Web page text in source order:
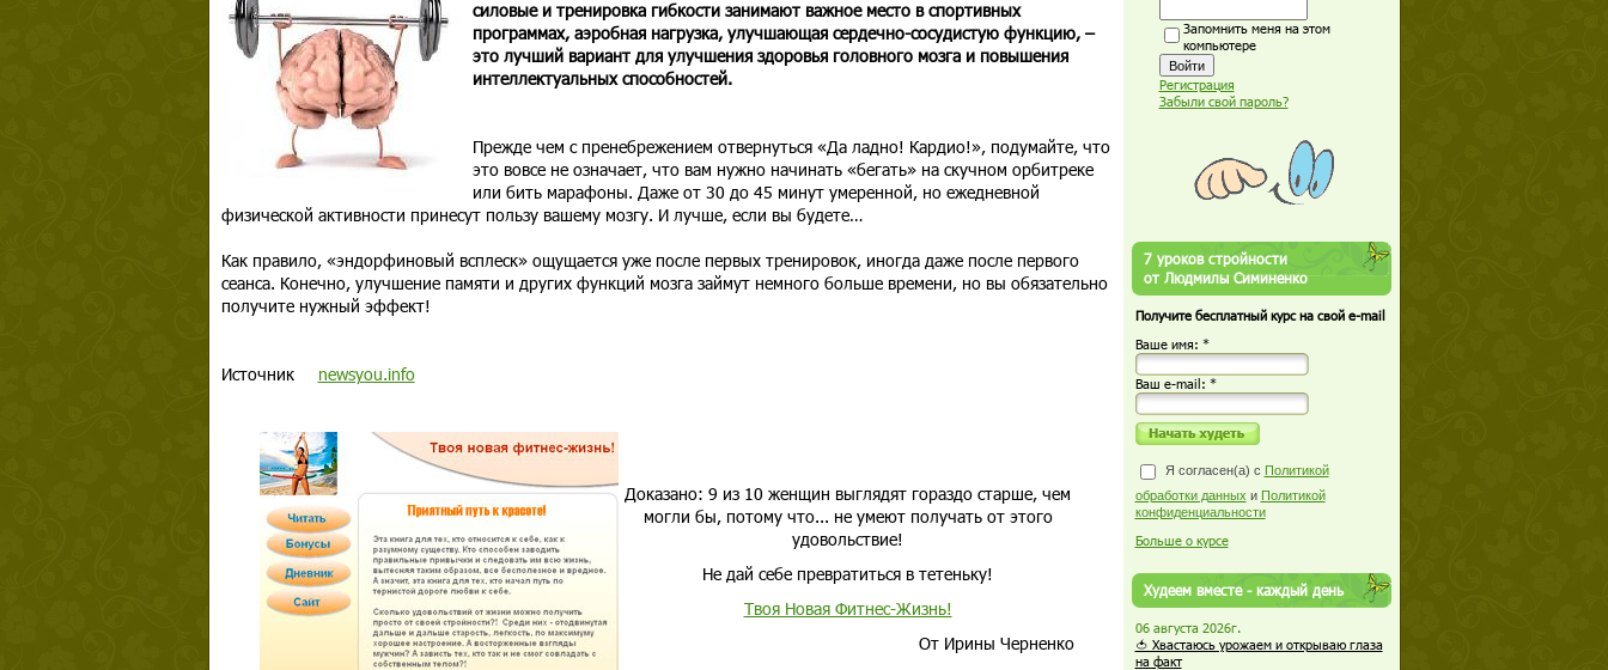
силовые и тренировка гибкости занимают важное место в спортивных
программах, аэробная нагрузка, улучшающая сердечно-сосудистую функцию, –
это лучший вариант для улучшения здоровья головного мозга и повышения
интеллектуальных способностей.
Прежде чем с пренебрежением отвернуться «Да ладно! Кардио!», подумайте, что
это вовсе не означает, что вам нужно начинать «бегать» на скучном орбитреке
или бить марафоны. Даже от 30 до 45 минут умеренной, но ежедневной
физической активности принесут пользу вашему мозгу. И лучше, если вы будете…
Как правило, «эндорфиновый всплеск» ощущается уже после первых тренировок, иногда даже после первого
сеанса. Конечно, улучшение памяти и других функций мозга займут немного больше времени, но вы обязательно
получите нужный эффект!
Источник newsyou.info
Доказано: 9 из 10 женщин выглядят гораздо старше, чем
могли бы, потому что... не умеют получать от этого
удовольствие!
Не дай себе превратиться в тетеньку!
Твоя Новая Фитнес-Жизнь!
От Ирины Черненко
Запомнить меня на этом
компьютере
Регистрация
Забыли свой пароль?
7 уроков стройности
от Людмилы Симиненко
Получите бесплатный курс на свой e-mail
Ваше имя: *
Ваш е-mail: *
Я согласен(а) с Политикой
обработки данных и Политикой
конфиденциальности
Больше о курсе
Худеем вместе - каждый день
06 августа 2026г.
🍅 Хвастаюсь урожаем и открываю глаза
на факт